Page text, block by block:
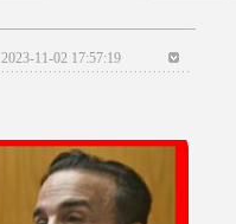
2023-11-02 17:57:19